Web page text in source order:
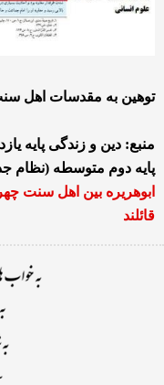
توهین به مقدسات اهل
منبع: دین و زندگی پایه یازدهم ص
پایه دوم متوسطه (نظام
ابوهریره بین اهل سنت
قائلند